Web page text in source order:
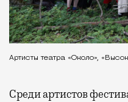
Артисты театра «Около»,
Среди артистов